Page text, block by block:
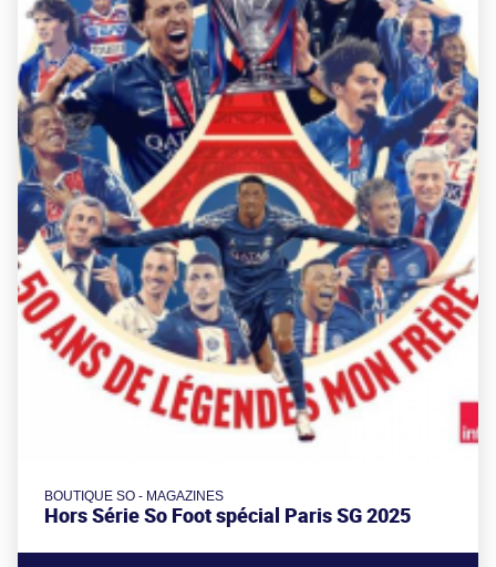
BOUTIQUE SO - MAGAZINES
Hors Série So Foot spécial Paris SG 2025